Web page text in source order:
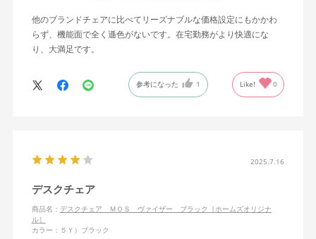
他のブランドチェアに比べてリーズナブルな価格設定にもかかわ
らず、機能面で全く遜色がないです。在宅勤務がより快適にな
り、大満足です。
参考になった 1 Like! 0
2025.7.16
デスクチェア
商品名： デスクチェア ＭＯＳ ヴァイザー ブラック［ホームズオリジナ
ル］
カラー：５Ｙ）ブラック